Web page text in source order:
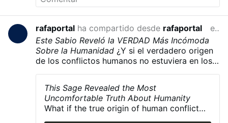
rafaportal ha compartido desde rafaportal
el mes pasado
Este Sabio Reveló la VERDAD Más Incómoda
Sobre la Humanidad ¿Y si el verdadero origen
de los conflictos humanos no estuviera en los
del Vasto (San Vito dei Normanni, Puglia, 29 de
septiembre de 1901 - Murcia, España, 5 de
enero de 1981)
This Sage Revealed the Most
Uncomfortable Truth About Humanity
What if the true origin of human conflict